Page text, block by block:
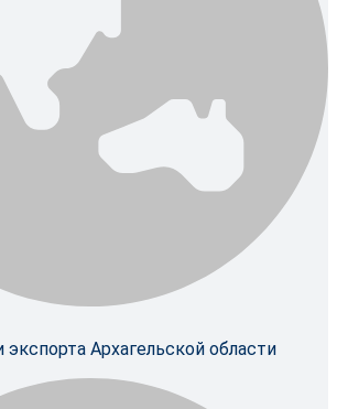
Архагельской области